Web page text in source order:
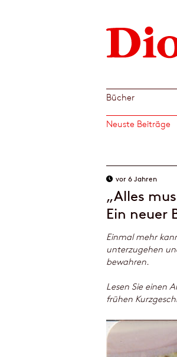
Bücher
Neuste Beiträge
vor 6 Jahren
„Alles
Ein neuer
Einmal mehr
unterzugehen
bewahren.
Lesen Sie einen
frühen